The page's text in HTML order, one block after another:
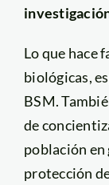
Lo que hace
biológicas,
BSM.
de
población en
protección